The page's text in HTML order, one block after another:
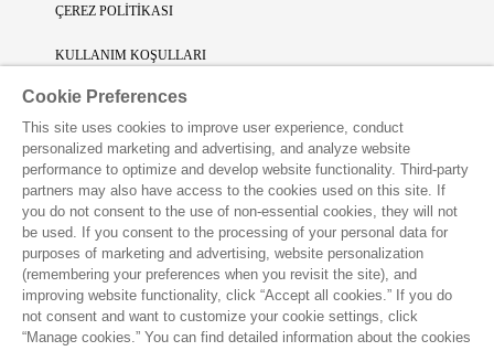
ÇEREZ POLİTİKASI
KULLANIM KOŞULLARI
SINIRLI SORUMLULUK
FİKRİ SİNAİ MÜLKİYET
VAKKO L'ATELIER UYGULAMASINI İNDİRİN
Cookie Preferences
This site uses cookies to improve user experience, conduct
personalized marketing and advertising, and analyze website
performance to optimize and develop website functionality. Third-party
partners may also have access to the cookies used on this site. If
you do not consent to the use of non-essential cookies, they will not
be used. If you consent to the processing of your personal data for
purposes of marketing and advertising, website personalization
(remembering your preferences when you revisit the site), and
improving website functionality, click “Accept all cookies.” If you do
not consent and want to customize your cookie settings, click
“Manage cookies.” You can find detailed information about the cookies